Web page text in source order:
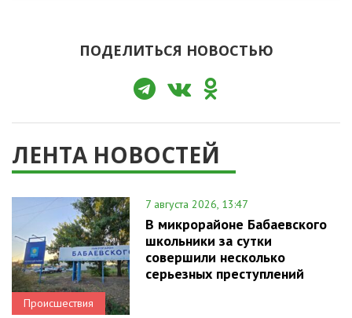
ПОДЕЛИТЬСЯ НОВОСТЬЮ
ЛЕНТА НОВОСТЕЙ
Происшествия
7 августа 2026, 13:47
В микрорайоне Бабаевского
школьники за сутки
совершили несколько
серьезных преступлений